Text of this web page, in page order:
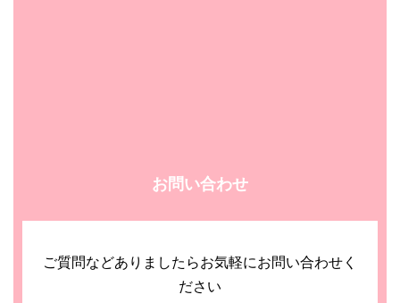
お問い合わせ
ご質問などありましたらお気軽にお問い合わせく
ださい